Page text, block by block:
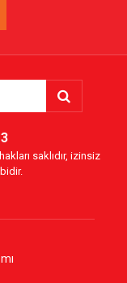
saklıdır, izinsiz